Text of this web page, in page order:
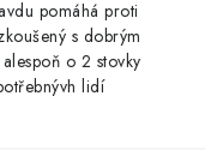
pomáhá proti
s dobrým
o 2 stovky
lidí